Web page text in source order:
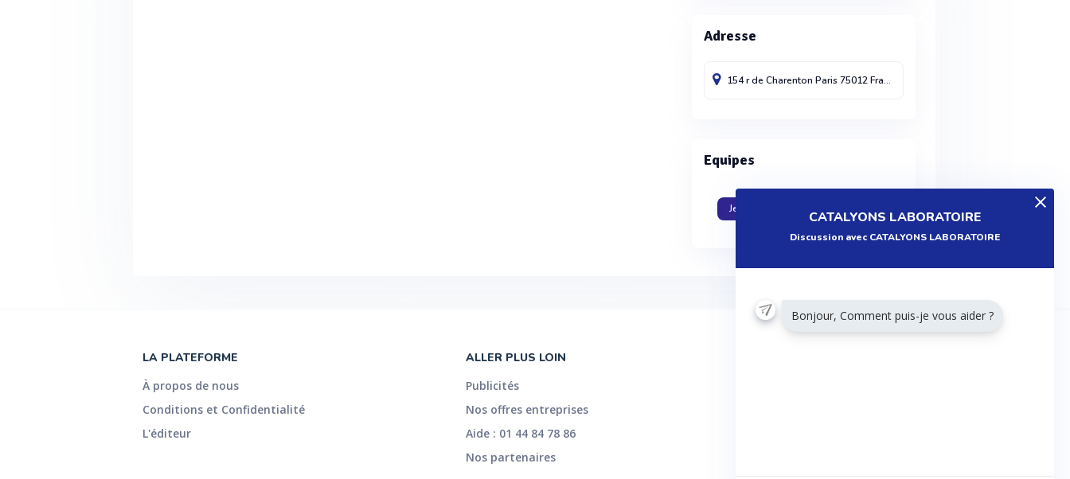
CATALYONS LABORATOIRE
Discussion avec CATALYONS LABORATOIRE
Bonjour, Comment puis-je vous aider ?
Adresse
154 r de CharentonParis75012France
Equipes
Je travaille dans cette entreprise
LA PLATEFORME
À propos de nous
Conditions et Confidentialité
L'éditeur
ALLER PLUS LOIN
Publicités
Nos offres entreprises
Aide : 01 44 84 78 86
Nos partenaires